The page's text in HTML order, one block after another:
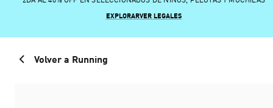
EXPLORARVER LEGALES
Volver a Running